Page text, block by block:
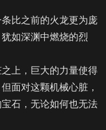
比之前的火龙更为庞
如深渊中燃烧的烈
上，巨大的力量使得
面对这颗机械心脏，
石，无论如何也无法